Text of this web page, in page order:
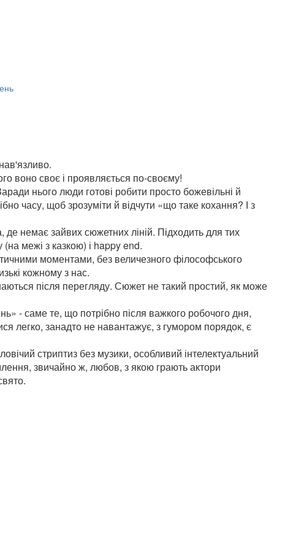
воно своє і проявляється по-своєму!
нього люди готові робити просто божевільні й
часу, щоб зрозуміти й відчути «що таке кохання? І з
немає зайвих сюжетних ліній. Підходить для тих
межі з казкою) і happy end.
моментами, без величезного філософського
кожному з нас.
після перегляду. Сюжет не такий простий, як може
- саме те, що потрібно після важкого робочого дня,
легко, занадто не навантажує, з гумором порядок, є
стриптиз без музики, особливий інтелектуальний
звичайно ж, любов, з якою грають актори